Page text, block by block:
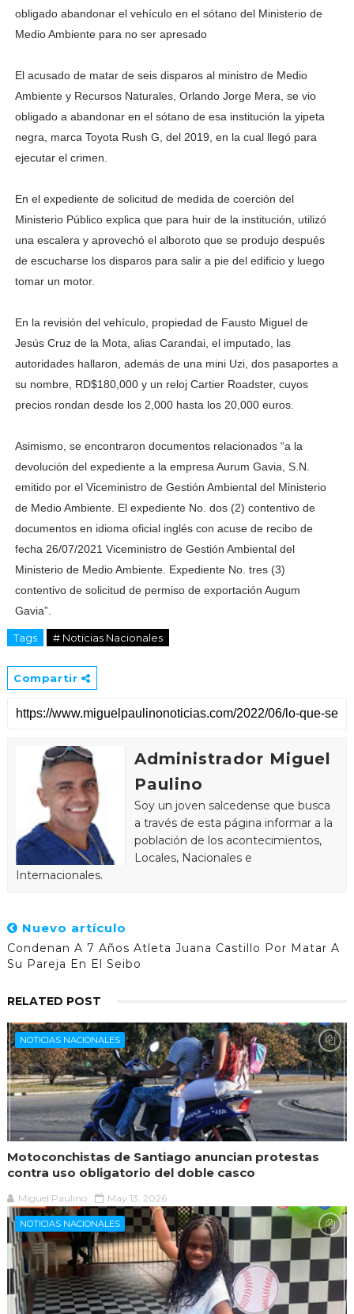
obligado abandonar el vehículo en el sótano del Ministerio de
Medio Ambiente para no ser apresado
El acusado de matar de seis disparos al ministro de Medio
Ambiente y Recursos Naturales, Orlando Jorge Mera, se vio
obligado a abandonar en el sótano de esa institución la yipeta
negra, marca Toyota Rush G, del 2019, en la cual llegó para
ejecutar el crimen.
En el expediente de solicitud de medida de coerción del
Ministerio Público explica que para huir de la institución, utilizó
una escalera y aprovechó el alboroto que se produjo después
de escucharse los disparos para salir a pie del edificio y luego
tomar un motor.
En la revisión del vehículo, propiedad de Fausto Miguel de
Jesús Cruz de la Mota, alias Carandai, el imputado, las
autoridades hallaron, además de una mini Uzi, dos pasaportes a
su nombre, RD$180,000 y un reloj Cartier Roadster, cuyos
precios rondan desde los 2,000 hasta los 20,000 euros.
Asimismo, se encontraron documentos relacionados “a la
devolución del expediente a la empresa Aurum Gavia, S.N.
emitido por el Viceministro de Gestión Ambiental del Ministerio
de Medio Ambiente. El expediente No. dos (2) contentivo de
documentos en idioma oficial inglés con acuse de recibo de
fecha 26/07/2021 Viceministro de Gestión Ambiental del
Ministerio de Medio Ambiente. Expediente No. tres (3)
contentivo de solicitud de permiso de exportación Augum
Gavia”.
Tags # Noticias Nacionales
Compartir
Administrador Miguel
Paulino
Soy un joven salcedense que busca
a través de esta página informar a la
población de los acontecimientos,
Locales, Nacionales e
Internacionales.
Nuevo artículo
Condenan A 7 Años Atleta Juana Castillo Por Matar A
Su Pareja En El Seibo
RELATED POST
NOTICIAS NACIONALES
Motoconchistas de Santiago anuncian protestas
contra uso obligatorio del doble casco
Miguel Paulino May 13, 2026
NOTICIAS NACIONALES